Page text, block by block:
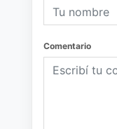
Comentario